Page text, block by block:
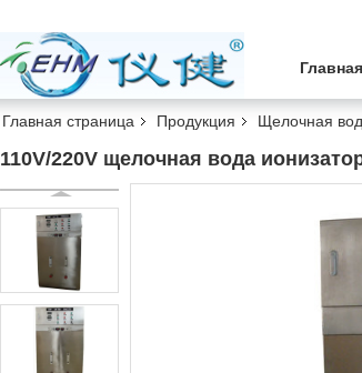
Главная страница Продукция Щелочная
110V/220V щелочная вода